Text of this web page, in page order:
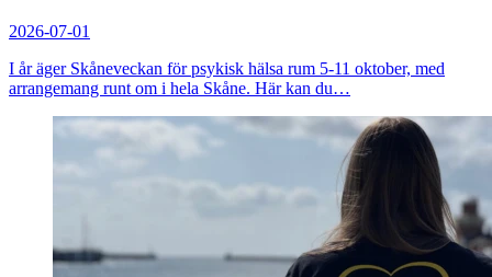
2026-07-01
I år äger Skåneveckan för psykisk hälsa rum 5-11 oktober, med
arrangemang runt om i hela Skåne. Här kan du…